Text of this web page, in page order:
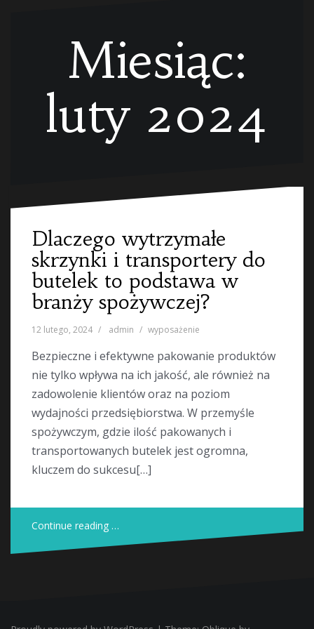
Miesiąc:
luty 2024
Dlaczego wytrzymałe
skrzynki i transportery do
butelek to podstawa w
branży spożywczej?
12 lutego, 2024 admin wyposażenie
Bezpieczne i efektywne pakowanie produktów
nie tylko wpływa na ich jakość, ale również na
zadowolenie klientów oraz na poziom
wydajności przedsiębiorstwa. W przemyśle
spożywczym, gdzie ilość pakowanych i
transportowanych butelek jest ogromna,
kluczem do sukcesu[…]
Continue reading …